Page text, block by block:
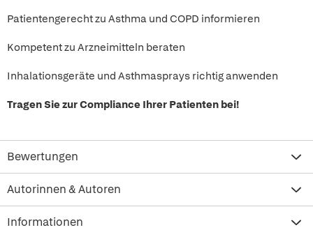
Patientengerecht zu Asthma und COPD informieren
Kompetent zu Arzneimitteln beraten
Inhalationsgeräte und Asthmasprays richtig anwenden
Tragen Sie zur Compliance Ihrer Patienten bei!
Bewertungen
Autorinnen & Autoren
Informationen